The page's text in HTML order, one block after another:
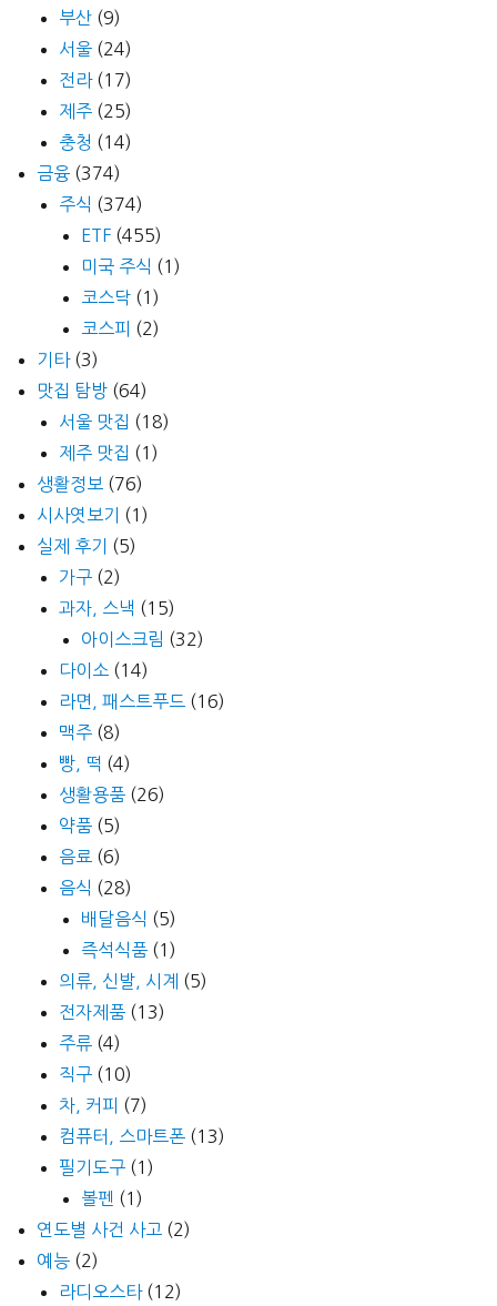
부산 (9)
서울 (24)
전라(17)
제주 (25)
충청 (14)
금융 (374)
주식 (374)
ETF (455)
미국 주식 (1)
코스닥 (1)
코스피 (2)
기타(3)
맛집 탐방 (64)
서울 맛집 (18)
제주 맛집 (1)
생활정보 (76)
시사엿보기
(1)
실제 후기
(5)
가구 (2)
과자, 스낵 (15)
아이스크림 (32)
다이소 (14)
라면, 패스트푸드 (16)
맥주 (8)
빵, 떡 (4)
생활용품 (26)
약품 (5)
음료 (6)
음식 (28)
배달음식 (5)
즉석식품 (1)
의류, 신발, 시계 (5)
전자제품 (13)
주류 (4)
직구 (10)
차, 커피 (7)
컴퓨터, 스마트폰 (13)
필기도구 (1)
볼펜 (1)
연도별 사건 사고 (2)
예능 (2)
라디오스타(12)